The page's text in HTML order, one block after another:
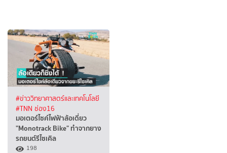
#ข่าววิทยาศาสตร์และเทคโนโลยี
#TNN ช่อง16
มอเตอร์ไซค์ไฟฟ้าล้อเดี่ยว
"Monotrack Bike" ทำจากยาง
รถยนต์รีไซเคิล
198